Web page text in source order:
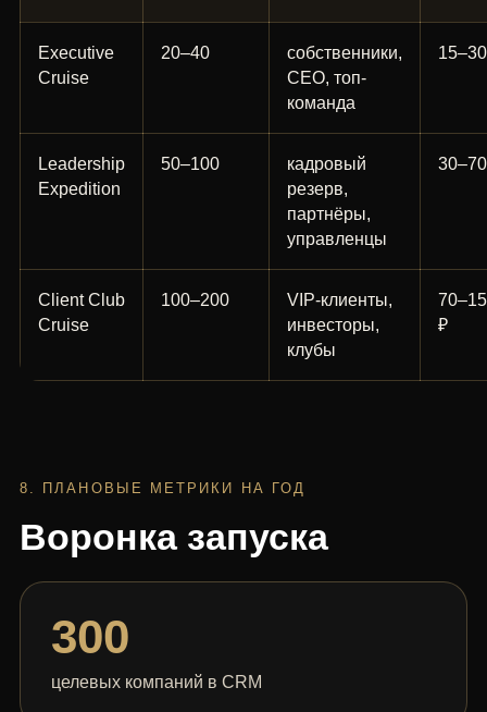
Executive
Cruise
20–40
собственники,
CEO, топ-
команда
Leadership
Expedition
50–100
кадровый
резерв,
партнёры,
управленцы
Client Club
Cruise
100–200
VIP-клиенты,
инвесторы,
клубы
₽
8. ПЛАНОВЫЕ МЕТРИКИ НА ГОД
Воронка запуска
300
целевых компаний в CRM